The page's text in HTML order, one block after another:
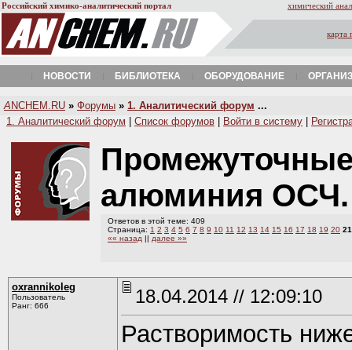
Российский химико-аналитический портал химический
карта
НОВОСТИ БИБЛИОТЕКА ОБОРУДОВАНИЕ
A NCHEM.RU » Форумы » 1. Аналитический форум ...
1. Аналитический форум
Список форумов Войти в систему
алюминия
Ответов в этой теме: 409
Страница: 1 2 3 4 5 6 7 8 9 10 11 12 13 14 15 16 17 18 19 20 21
«« назад || далее »»
oxrannikoleg
Пользователь
Ранг: 666
18.04.2014 // 12:09:10
Растворимость